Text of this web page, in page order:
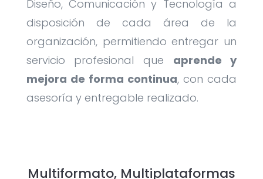
Diseño, Comunicación y Tecnología a
disposición de cada área de la
organización, permitiendo entregar un
servicio profesional que aprende y
mejora de forma continua, con cada
asesoría y entregable realizado.
Multiformato, Multiplataformas